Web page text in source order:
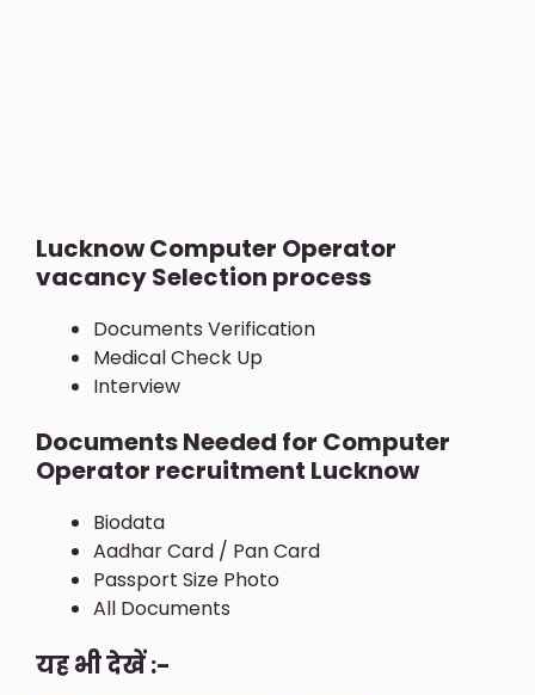
Lucknow Computer Operator
vacancy Selection process
Documents Verification
Medical Check Up
Interview
Documents Needed for Computer
Operator recruitment Lucknow
Biodata
Aadhar Card / Pan Card
Passport Size Photo
All Documents
यह भी देखें :-